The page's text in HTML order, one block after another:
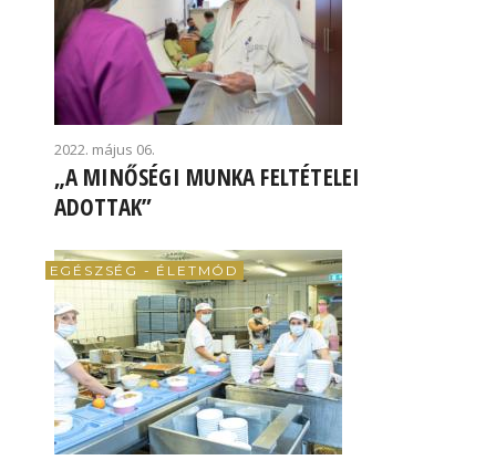
2022. május 06.
„A MINŐSÉGI MUNKA FELTÉTELEI
ADOTTAK”
EGÉSZSÉG - ÉLETMÓD